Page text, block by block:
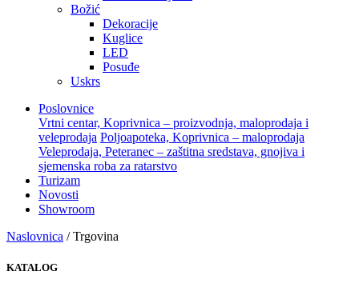
Božić
Dekoracije
Kuglice
LED
Posuđe
Uskrs
Poslovnice
Vrtni centar, Koprivnica – proizvodnja, maloprodaja i
veleprodaja Poljoapoteka, Koprivnica – maloprodaja
Veleprodaja, Peteranec – zaštitna sredstava, gnojiva i
sjemenska roba za ratarstvo
Turizam
Novosti
Showroom
Naslovnica / Trgovina
KATALOG